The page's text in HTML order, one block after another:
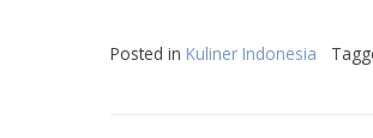
Posted in Kuliner Indonesia